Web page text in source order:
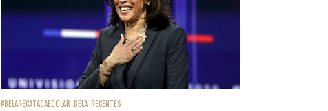
#BELARECATADAEDOLAR BELA RECENTES